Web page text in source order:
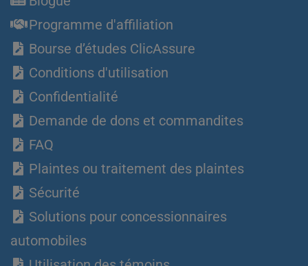
Programme d'affiliation
Bourse d’études ClicAssure
Conditions d'utilisation
Confidentialité
Demande de dons et commandites
FAQ
Plaintes ou traitement des plaintes
Sécurité
Solutions pour concessionnaires
automobiles